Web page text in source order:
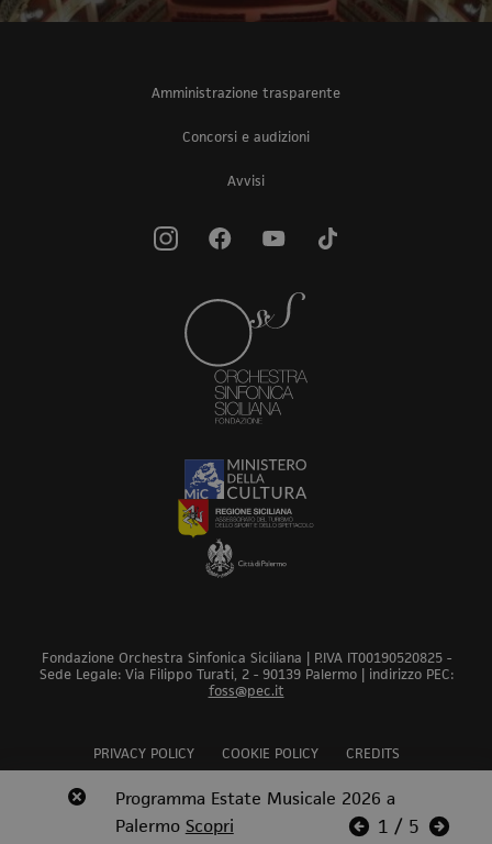
Revoca bando audizioni 2026Scopri
Programma Estate Musicale 2026 a
Palermo Scopri
Scopri
Scopri
Scopri
Scopri
Scopri
1 / 5
Amministrazione trasparente
Concorsi e audizioni
Avvisi
Fondazione Orchestra Sinfonica Siciliana | P.IVA IT00190520825 -
Sede Legale: Via Filippo Turati, 2 - 90139 Palermo | indirizzo PEC:
foss@pec.it
PRIVACY POLICY COOKIE POLICY CREDITS